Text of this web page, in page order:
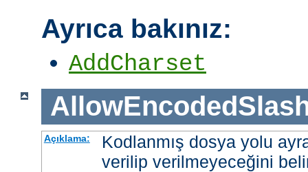
Ayrıca bakınız:
AddCharset
Açıklama:
Kodlanmış dosya yolu
verilip verilmeyeceğini